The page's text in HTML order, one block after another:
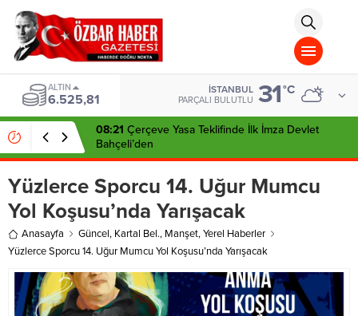
islami
chat
omegla
türk
sohbet
cinsel
sohbet
dini
chat
ALTIN
6.525,81
İSTANBUL
PARÇALI BULUTLU 31°C
08:21 Çerçeve Yasa Teklifinde İlk İmza Devlet
Bahçeli’den
Yüzlerce Sporcu 14. Uğur Mumcu
Yol Koşusu’nda Yarışacak
Anasayfa Güncel, Kartal Bel., Manşet,Yerel Haberler
Yüzlerce Sporcu 14. Uğur Mumcu Yol Koşusu’nda Yarışacak